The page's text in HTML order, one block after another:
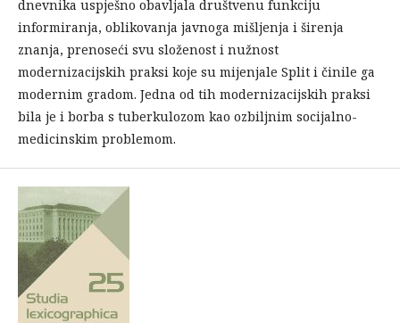
dnevnika uspješno obavljala društvenu funkciju
informiranja, oblikovanja javnoga mišljenja i širenja
znanja, prenoseći svu složenost i nužnost
modernizacijskih praksi koje su mijenjale Split i činile ga
modernim gradom. Jedna od tih modernizacijskih praksi
bila je i borba s tuberkulozom kao ozbiljnim socijalno-
medicinskim problemom.